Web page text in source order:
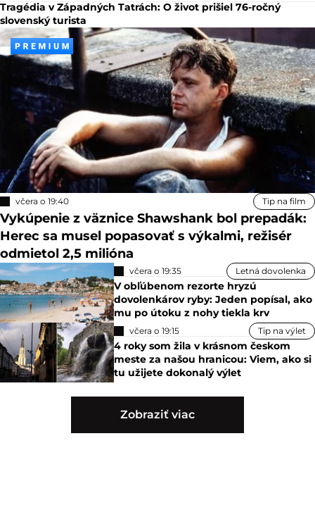
Tragédia v Západných Tatrách: O život prišiel 76-ročný
slovenský turista
včera o 19:40 Tip na film
Vykúpenie z väznice Shawshank bol prepadák:
Herec sa musel popasovať s výkalmi, režisér
odmietol 2,5 milióna
včera o 19:35 Letná dovolenka
V obľúbenom rezorte hryzú
dovolenkárov ryby: Jeden popísal, ako
mu po útoku z nohy tiekla krv
včera o 19:15 Tip na výlet
4 roky som žila v krásnom českom
meste za našou hranicou: Viem, ako si
tu užijete dokonalý výlet
Zobraziť viac